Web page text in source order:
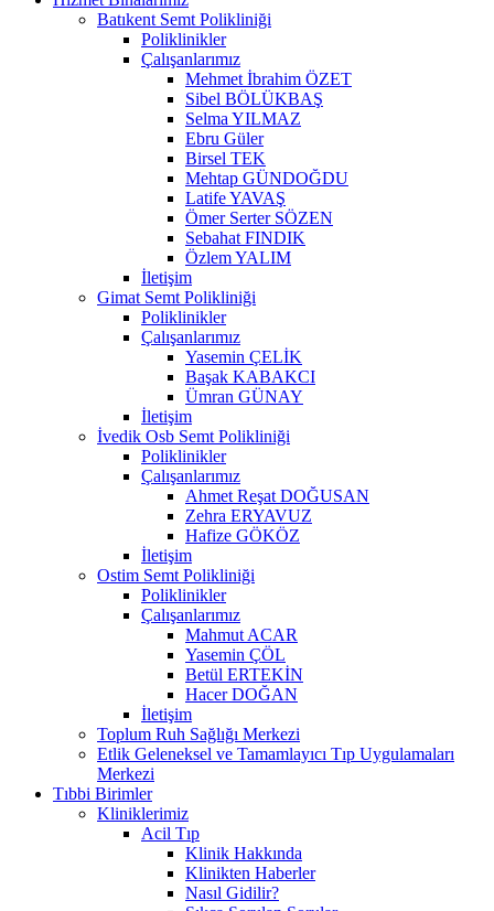
Batıkent Semt Polikliniği
Poliklinikler
Çalışanlarımız
Mehmet İbrahim ÖZET
Sibel BÖLÜKBAŞ
Selma YILMAZ
Ebru Güler
Birsel TEK
Mehtap GÜNDOĞDU
Latife YAVAŞ
Ömer Serter SÖZEN
Sebahat FINDIK
Özlem YALIM
İletişim
Gimat Semt Polikliniği
Poliklinikler
Çalışanlarımız
Yasemin ÇELİK
Başak KABAKCI
Ümran GÜNAY
İletişim
İvedik Osb Semt Polikliniği
Poliklinikler
Çalışanlarımız
Ahmet Reşat DOĞUSAN
Zehra ERYAVUZ
Hafize GÖKÖZ
İletişim
Ostim Semt Polikliniği
Poliklinikler
Çalışanlarımız
Mahmut ACAR
Yasemin ÇÖL
Betül ERTEKİN
Hacer DOĞAN
İletişim
Toplum Ruh Sağlığı Merkezi
Etlik Geleneksel ve Tamamlayıcı Tıp Uygulamaları
Merkezi
Tıbbi Birimler
Kliniklerimiz
Acil Tıp
Klinik Hakkında
Klinikten Haberler
Nasıl Gidilir?